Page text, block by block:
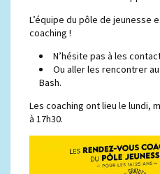
L’équipe du pôle de jeunesse
coaching !
N’hésite pas à les
Ou aller les rencontrer
Bash.
Les coaching ont lieu le lundi,
à 17h30.